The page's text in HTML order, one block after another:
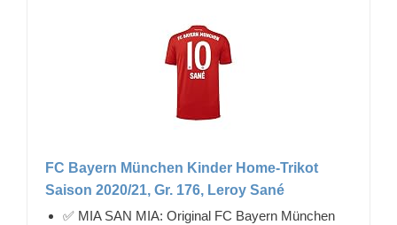
FC Bayern München Kinder Home-Trikot
Saison 2020/21, Gr. 176, Leroy Sané
✅ MIA SAN MIA: Original FC Bayern München